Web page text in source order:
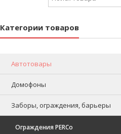
Категории товаров
Автотовары
Домофоны
Заборы, ограждения, барьеры
Ограждения PERCo